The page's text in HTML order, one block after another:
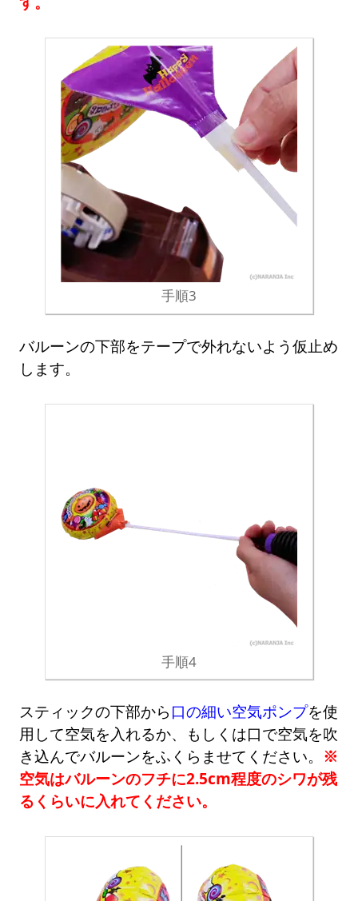
手順3
バルーンの下部をテープで外れないよう仮止め
します。
手順4
スティックの下部から 口の細い空気ポンプを使
用して空気を入れるか、もしくは口で空気を吹
き込んでバルーンをふくらませてください。 ※
空気はバルーンのフチに2.5cm程度のシワが残
るくらいに入れてください。